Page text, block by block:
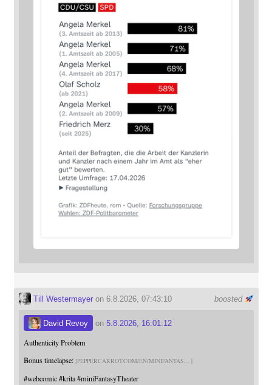
boosted
Till Westermayeron 6.8.2026, 07:43:10
David Revoy on 5.8.2026, 16:01:12
Authenticity Problem
Bonus timelapse: PEPPERCARROT.COM/EN/MINIFANTAS
#webcomic #krita #miniFantasyTheater